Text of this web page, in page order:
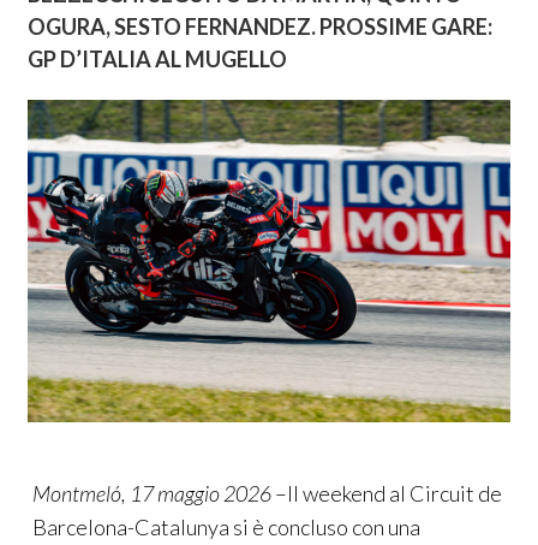
OGURA, SESTO FERNANDEZ. PROSSIME GARE:
GP D’ITALIA AL MUGELLO
Montmeló, 17 maggio 2026–Il weekend al Circuit de
Barcelona-Catalunya si è concluso con una